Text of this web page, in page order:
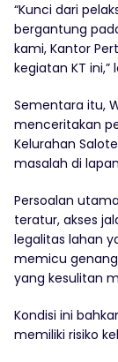
“Kunci dari
bergantung
kami, Kantor
kegiatan KT
Sementara itu,
menceritakan
Kelurahan
masalah di
Persoalan
teratur, akses
legalitas lahan
memicu
yang kesulitan
Kondisi ini
memiliki risiko